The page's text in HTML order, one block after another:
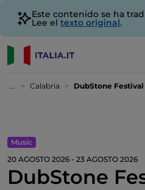
Este contenido se ha
Lee el texto original.
... Calabria DubStone Festival
Music
20 AGOSTO 2026 - 23 AGOSTO 2026
DubStone